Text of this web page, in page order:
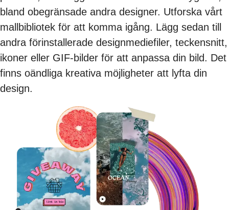
bland obegränsade andra designer. Utforska vårt
mallbibliotek för att komma igång. Lägg sedan till
andra förinstallerade designmediefiler, teckensnitt,
ikoner eller GIF-bilder för att anpassa din bild. Det
finns oändliga kreativa möjligheter att lyfta din
design.